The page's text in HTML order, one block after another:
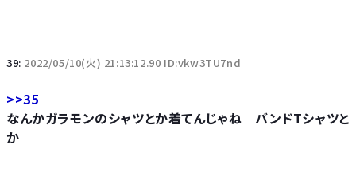
39: 2022/05/10(火) 21:13:12.90 ID:vkw3TU7nd
>>35
なんかガラモンのシャツとか着てんじゃね バンドTシャツと
か